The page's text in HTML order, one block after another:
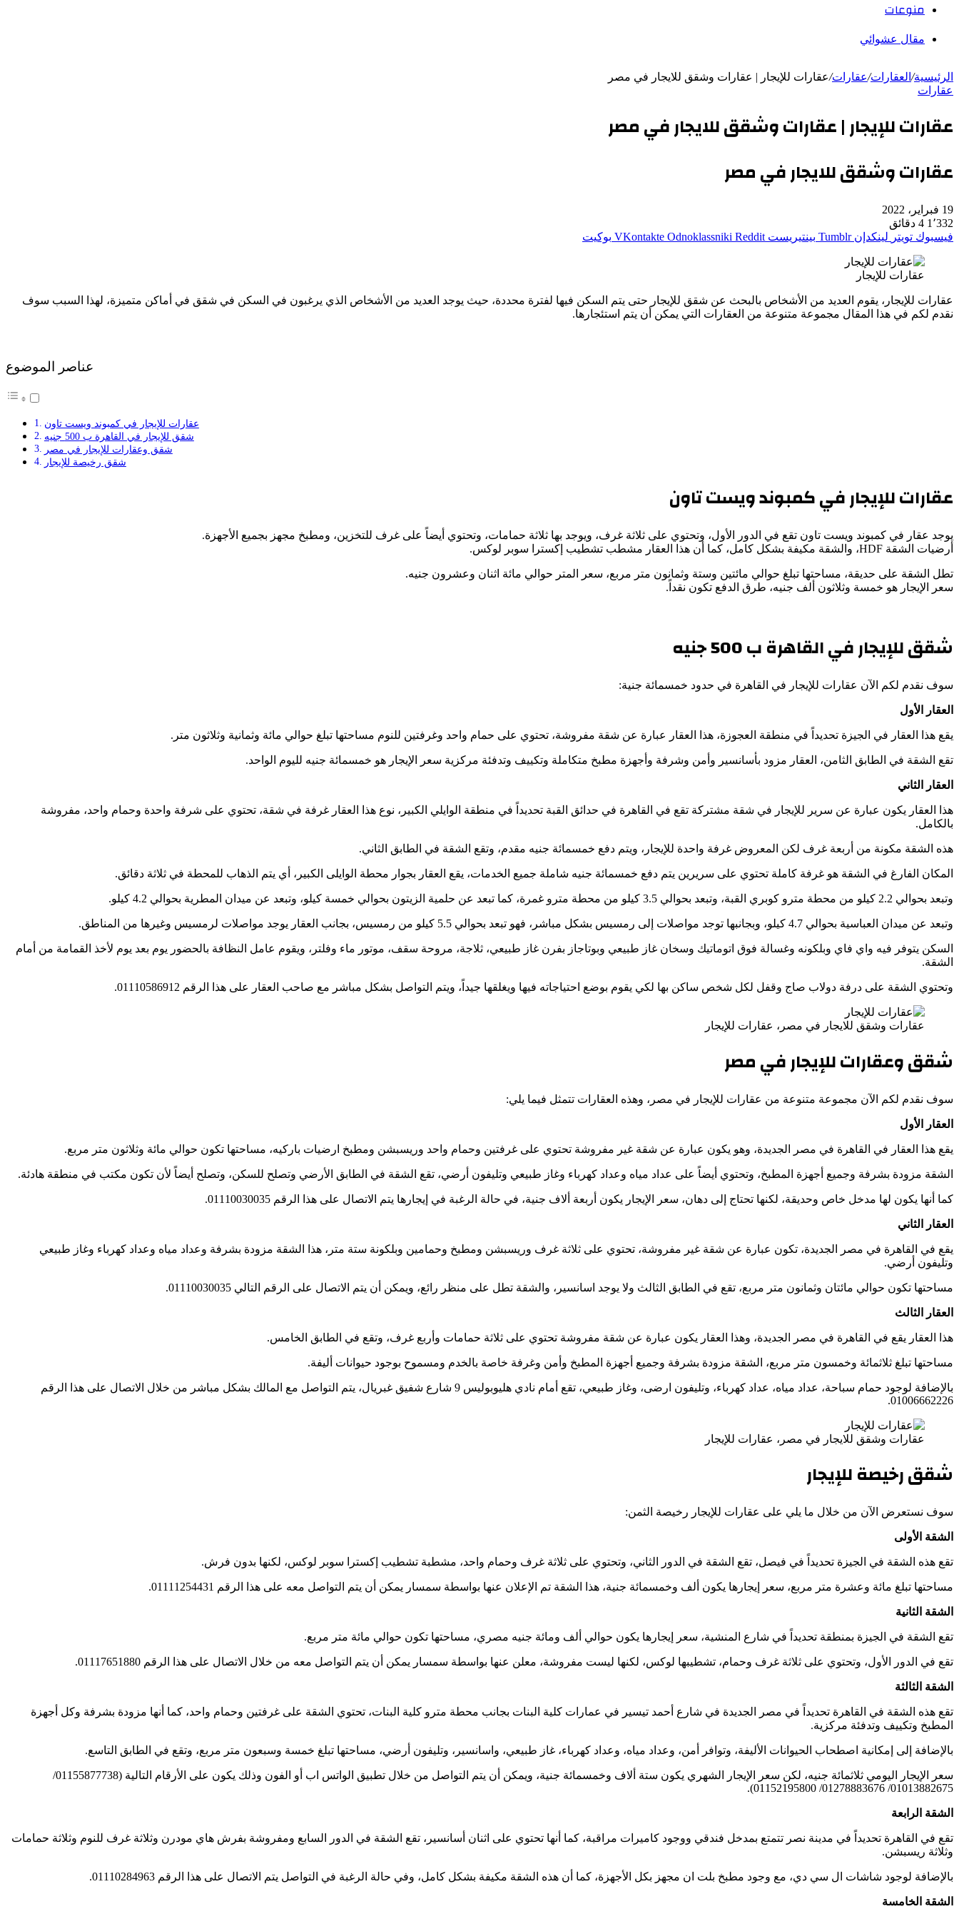
منوعات
مقال عشوائي
الرئيسية/ العقارات/عقارات/عقارات للإيجار | عقارات وشقق للايجار في مصر
عقارات
عقارات للإيجار | عقارات وشقق للايجار في مصر
عقارات وشقق للايجار في مصر
19 فبراير، 2022
1٬332 4 دقائق
فيسبوك تويتر لينكدإن بينتيريست Odnoklassniki بوكيت
عقارات للإيجار
عقارات للإيجار، يقوم العديد من الأشخاص بالبحث عن شقق للإيجار حتى يتم السكن فيها لفترة محددة، حيث يوجد العديد من الأشخاص الذي يرغبون في السكن في شقق في أماكن متميزة، لهذا السبب سوف
نقدم لكم في هذا المقال مجموعة متنوعة من العقارات التي يمكن أن يتم استئجارها.
عناصر الموضوع
عقارات للإيجار في كمبوند ويست تاون
شقق للإيجار في القاهرة ب 500 جنيه
شقق وعقارات للإيجار في مصر
شقق رخيصة للإيجار
عقارات للإيجار في كمبوند ويست تاون
يوجد عقار في كمبوند ويست تاون تقع في الدور الأول، وتحتوي على ثلاثة غرف، ويوجد بها ثلاثة حمامات، وتحتوي أيضاً على غرف للتخزين، ومطبخ مجهز بجميع الأجهزة.
أرضيات الشقة HDF، والشقة مكيفة بشكل كامل، كما أن هذا العقار مشطب تشطيب إكسترا سوبر لوكس.
تطل الشقة على حديقة، مساحتها تبلغ حوالي مائتين وستة وثمانون متر مربع، سعر المتر حوالي مائة اثنان وعشرون جنيه.
سعر الإيجار هو خمسة وثلاثون ألف جنيه، طرق الدفع تكون نقداً.
شقق للإيجار في القاهرة ب 500 جنيه
سوف نقدم لكم الآن عقارات للإيجار في القاهرة في حدود خمسمائة جنية:
العقار الأول
يقع هذا العقار في الجيزة تحديداً في منطقة العجوزة، هذا العقار عبارة عن شقة مفروشة، تحتوي على حمام واحد وغرفتين للنوم مساحتها تبلغ حوالي مائة وثمانية وثلاثون متر.
تقع الشقة في الطابق الثامن، العقار مزود بأسانسير وأمن وشرفة وأجهزة مطبخ متكاملة وتكييف وتدفئة مركزية سعر الإيجار هو خمسمائة جنيه لليوم الواحد.
العقار الثاني
هذا العقار يكون عبارة عن سرير للإيجار في شقة مشتركة تقع في القاهرة في حدائق القبة تحديداً في منطقة الوايلي الكبير، نوع هذا العقار غرفة في شقة، تحتوي على شرفة واحدة وحمام واحد، مفروشة
بالكامل.
هذه الشقة مكونة من أربعة غرف لكن المعروض غرفة واحدة للإيجار، ويتم دفع خمسمائة جنيه مقدم، وتقع الشقة في الطابق الثاني.
المكان الفارغ في الشقة هو غرفة كاملة تحتوي على سريرين يتم دفع خمسمائة جنيه شاملة جميع الخدمات، يقع العقار بجوار محطة الوايلى الكبير، أي يتم الذهاب للمحطة في ثلاثة دقائق.
وتبعد بحوالي 2.2 كيلو من محطة مترو كوبري القبة، وتبعد بحوالي 3.5 كيلو من محطة مترو غمرة، كما تبعد عن حلمية الزيتون بحوالي خمسة كيلو، وتبعد عن ميدان المطرية بحوالي 4.2 كيلو.
وتبعد عن ميدان العباسية بحوالي 4.7 كيلو، وبجانبها توجد مواصلات إلى رمسيس بشكل مباشر، فهو تبعد بحوالي 5.5 كيلو من رمسيس، بجانب العقار يوجد مواصلات لرمسيس وغيرها من المناطق.
السكن يتوفر فيه واي فاي وبلكونه وغسالة فوق اتوماتيك وسخان غاز طبيعي وبوتاجاز بفرن غاز طبيعي، ثلاجة، مروحة سقف، موتور ماء وفلتر، ويقوم عامل النظافة بالحضور يوم بعد يوم لأخذ القمامة من أمام
الشقة.
وتحتوي الشقة على درفة دولاب صاج وقفل لكل شخص ساكن بها لكي يقوم بوضع احتياجاته فيها ويغلقها جيداً، ويتم التواصل بشكل مباشر مع صاحب العقار على هذا الرقم 01110586912.
عقارات وشقق للايجار في مصر، عقارات للإيجار
شقق وعقارات للإيجار في مصر
سوف نقدم لكم الآن مجموعة متنوعة من عقارات للإيجار في مصر، وهذه العقارات تتمثل فيما يلي:
العقار الأول
يقع هذا العقار في القاهرة في مصر الجديدة، وهو يكون عبارة عن شقة غير مفروشة تحتوي على غرفتين وحمام واحد وريسبشن ومطبخ ارضيات باركيه، مساحتها تكون حوالي مائة وثلاثون متر مربع.
الشقة مزودة بشرفة وجميع أجهزة المطبخ، وتحتوي أيضاً على عداد مياه وعداد كهرباء وغاز طبيعي وتليفون أرضي، تقع الشقة في الطابق الأرضي وتصلح للسكن، وتصلح أيضاً لأن تكون مكتب في منطقة هادئة.
كما أنها يكون لها مدخل خاص وحديقة، لكنها تحتاج إلى دهان، سعر الإيجار يكون أربعة ألاف جنية، في حالة الرغبة في إيجارها يتم الاتصال على هذا الرقم 01110030035.
العقار الثاني
يقع في القاهرة في مصر الجديدة، تكون عبارة عن شقة غير مفروشة، تحتوي على ثلاثة غرف وريسبشن ومطبخ وحمامين وبلكونة ستة متر، هذا الشقة مزودة بشرفة وعداد مياه وعداد كهرباء وغاز طبيعي
وتليفون أرضي.
مساحتها تكون حوالي مائتان وثمانون متر مربع، تقع في الطابق الثالث ولا يوجد اسانسير، والشقة تطل على منظر رائع، ويمكن أن يتم الاتصال على الرقم التالي 01110030035.
العقار الثالث
هذا العقار يقع في القاهرة في مصر الجديدة، وهذا العقار يكون عبارة عن شقة مفروشة تحتوي على ثلاثة حمامات وأربع غرف، وتقع في الطابق الخامس.
مساحتها تبلغ ثلاثمائة وخمسون متر مربع، الشقة مزودة بشرفة وجميع أجهزة المطبخ وأمن وغرفة خاصة بالخدم ومسموح بوجود حيوانات أليفة.
بالإضافة لوجود حمام سباحة، عداد مياه، عداد كهرباء، وتليفون ارضى، وغاز طبيعي، تقع أمام نادي هليوبوليس 9 شارع شفيق غبريال، يتم التواصل مع المالك بشكل مباشر من خلال الاتصال على هذا الرقم
01006662226.
عقارات وشقق للايجار في مصر، عقارات للإيجار
شقق رخيصة للإيجار
سوف نستعرض الآن من خلال ما يلي على عقارات للإيجار رخيصة الثمن:
الشقة الأولى
تقع هذه الشقة في الجيزة تحديداً في فيصل، تقع الشقة في الدور الثاني، وتحتوي على ثلاثة غرف وحمام واحد، مشطبة تشطيب إكسترا سوبر لوكس، لكنها بدون فرش.
مساحتها تبلغ مائة وعشرة متر مربع، سعر إيجارها يكون ألف وخمسمائة جنية، هذا الشقة تم الإعلان عنها بواسطة سمسار يمكن أن يتم التواصل معه على هذا الرقم 01111254431.
الشقة الثانية
تقع الشقة في الجيزة بمنطقة تحديداً في شارع المنشية، سعر إيجارها يكون حوالي ألف ومائة جنيه مصري، مساحتها تكون حوالي مائة متر مربع.
تقع في الدور الأول، وتحتوي على ثلاثة غرف وحمام، تشطيبها لوكس، لكنها ليست مفروشة، معلن عنها بواسطة سمسار يمكن أن يتم التواصل معه من خلال الاتصال على هذا الرقم 01117651880.
الشقة الثالثة
تقع هذه الشقة في القاهرة تحديداً في مصر الجديدة في شارع أحمد تيسير في عمارات كلية البنات بجانب محطة مترو كلية البنات، تحتوي الشقة على غرفتين وحمام واحد، كما أنها مزودة بشرفة وكل أجهزة
المطبخ وتكييف وتدفئة مركزية.
بالإضافة إلى إمكانية اصطحاب الحيوانات الأليفة، وتوافر أمن، وعداد مياه، وعداد كهرباء، غاز طبيعي، واسانسير، وتليفون أرضي، مساحتها تبلغ خمسة وسبعون متر مربع، وتقع في الطابق التاسع.
سعر الإيجار اليومي ثلاثمائة جنيه، لكن سعر الإيجار الشهري يكون ستة ألاف وخمسمائة جنية، ويمكن أن يتم التواصل من خلال تطبيق الواتس اب أو الفون وذلك يكون على الأرقام التالية (01155877738/
01013882675/ 01278883676/ 01152195800).
الشقة الرابعة
تقع في القاهرة تحديداً في مدينة نصر تتمتع بمدخل فندقي ووجود كاميرات مراقبة، كما أنها تحتوي على اثنان أسانسير، تقع الشقة في الدور السابع ومفروشة بفرش هاي مودرن وثلاثة غرف للنوم وثلاثة حمامات
وثلاثة ريسبشن.
بالإضافة لوجود شاشات ال سي دي، مع وجود مطبخ بلت ان مجهز بكل الأجهزة، كما أن هذه الشقة مكيفة بشكل كامل، وفي حالة الرغبة في التواصل يتم الاتصال على هذا الرقم 01110284963.
الشقة الخامسة